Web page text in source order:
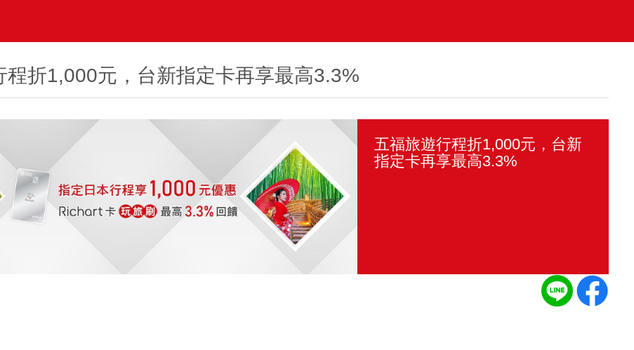
程折1,000元，台新指定卡再享最高3.3%
五福旅遊行程折1,000元，台新
指定卡再享最高3.3%